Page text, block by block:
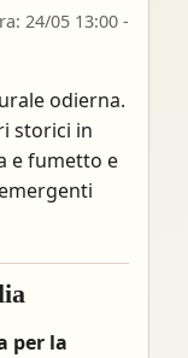
24/05 13:00 -
odierna.
storici in
e fumetto e
per la